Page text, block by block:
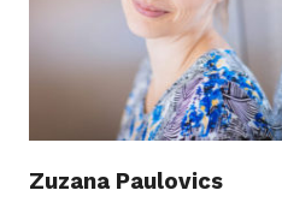
Zuzana Paulovics